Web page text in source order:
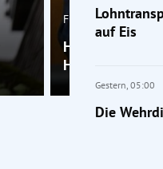
FPÖ
Herbert Kickls
Hitzewelle
auf Eis
Gestern, 05:00
Die